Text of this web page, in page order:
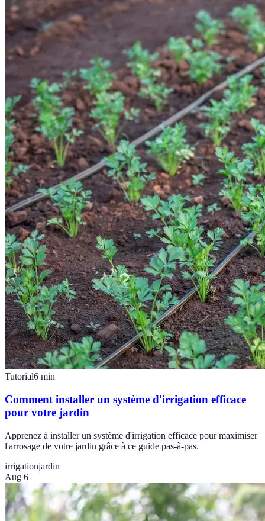
Tutorial6 min
Comment installer un système d'irrigation efficace
pour votre jardin
Apprenez à installer un système d'irrigation efficace pour maximiser
l'arrosage de votre jardin grâce à ce guide pas-à-pas.
irrigationjardin
Aug 6